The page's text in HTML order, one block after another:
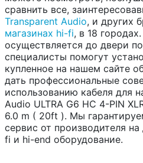
сравнить все,
Transparent Audio, и других
магазинах hi-fi, в 18
осуществляется до двери
специалисты помогут
купленное на нашем сайте
дать профессиональные
использованию кабеля для
Audio ULTRA G6 HC 4-PIN
6.0 m ( 20ft ). Мы
сервис от производителя
fi и hi-end оборудование.